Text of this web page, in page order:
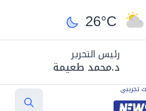
26°C
رئيس التحرير
د.محمد طعيمة